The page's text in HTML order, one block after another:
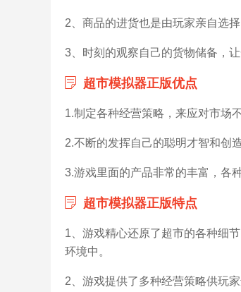
2、商品的进货也是由玩家亲自选
3、时刻的观察自己的货物储备，
超市模拟器正版优点
1.制定各种经营策略，来应对市场
2.不断的发挥自己的聪明才智和创
3.游戏里面的产品非常的丰富，各
超市模拟器正版特点
1、游戏精心还原了超市的各种细
环境中。
2、游戏提供了多种经营策略供玩